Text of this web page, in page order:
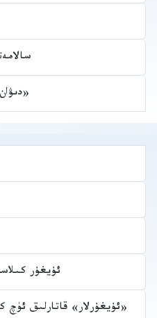
ئۇيغۇر
«ئۇيغۇرلار» قاتارلىق